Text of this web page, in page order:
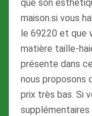
que son
maison.si vous
le 69220 et que
matière taille-
présente dans
nous proposons
prix très bas. Si